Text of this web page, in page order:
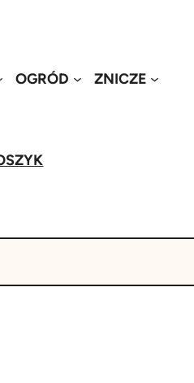
OGRÓD ZNICZE